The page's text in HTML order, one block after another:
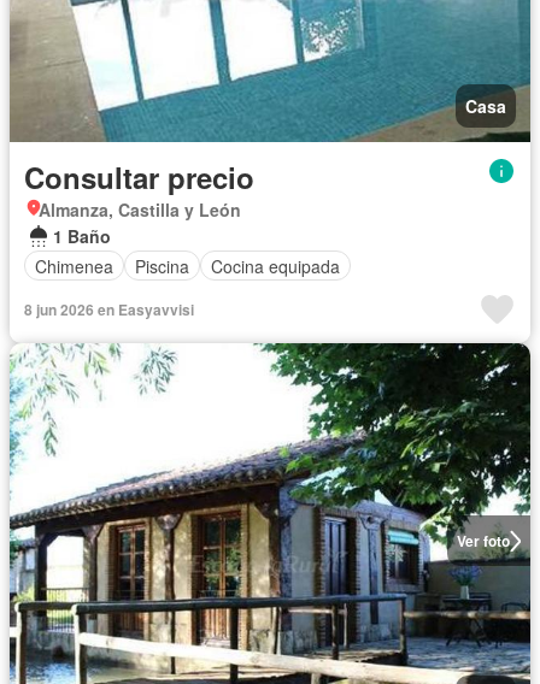
Casa
Consultar precio
Almanza, Castilla y León
1 Baño
Chimenea
Piscina Cocina equipada
8 jun 2026 en Easyavvisi
Ver foto